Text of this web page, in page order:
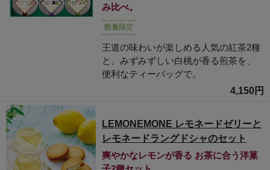
み比べ。
数量限定
王道の味わいが楽しめる人気の紅茶2種
と、みずみずしい白桃が香る煎茶を、
便利なティーバッグで。
4,150円
LEMONEMONE レモネードゼリーと
レモネードラングドシャのセット
爽やかなレモンが香る お茶に合う洋菓